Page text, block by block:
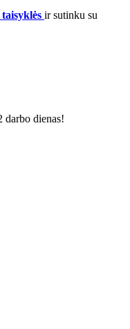
ir sutinku su
darbo dienas!